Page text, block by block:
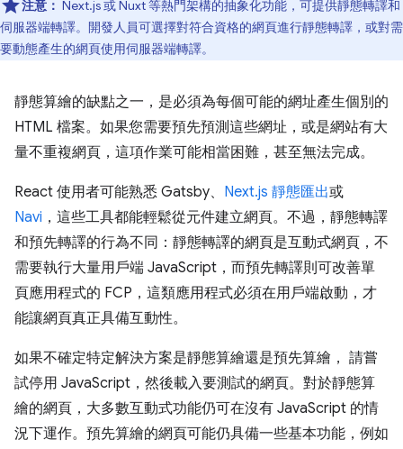
注意： Next.js 或 Nuxt 等熱門架構的抽象化功能，可提供靜態轉譯和
伺服器端轉譯。開發人員可選擇對符合資格的網頁進行靜態轉譯，或對需
要動態產生的網頁使用伺服器端轉譯。
靜態算繪的缺點之一，是必須為每個可能的網址產生個別的
HTML 檔案。如果您需要預先預測這些網址，或是網站有大
量不重複網頁，這項作業可能相當困難，甚至無法完成。
React 使用者可能熟悉 Gatsby、 Next.js 靜態匯出或
Navi ，這些工具都能輕鬆從元件建立網頁。不過，靜態轉譯
和預先轉譯的行為不同：靜態轉譯的網頁是互動式網頁，不
需要執行大量用戶端 JavaScript，而預先轉譯則可改善單
頁應用程式的 FCP，這類應用程式必須在用戶端啟動，才
能讓網頁真正具備互動性。
如果不確定特定解決方案是靜態算繪還是預先算繪， 請嘗
試停用 JavaScript，然後載入要測試的網頁。對於靜態算
繪的網頁，大多數互動式功能仍可在沒有 JavaScript 的情
況下運作。預先算繪的網頁可能仍具備一些基本功能，例如